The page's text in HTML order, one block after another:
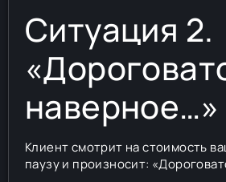
Ситуация 2.
наверное…»
Клиент смотрит на стоимость
паузу и произносит: